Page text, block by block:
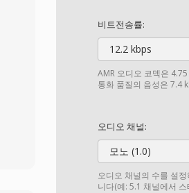
비트전송률:
12.2 kbps
AMR 오디오 코덱은
통화 품질의 음성은 7.4
오디오 채널:
모노 (1.0)
오디오 채널의 수를 설
니다(예: 5.1 채널에서